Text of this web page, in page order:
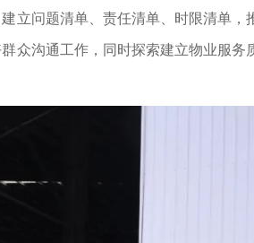
立问题清单、责任清单、时限清单
众沟通工作，同时探索建立物业服